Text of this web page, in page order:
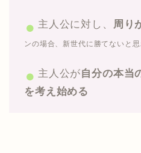
主人公に対し、 周り
ンの場合、新世代に勝てないと
主人公が自分の本当
を考え始める